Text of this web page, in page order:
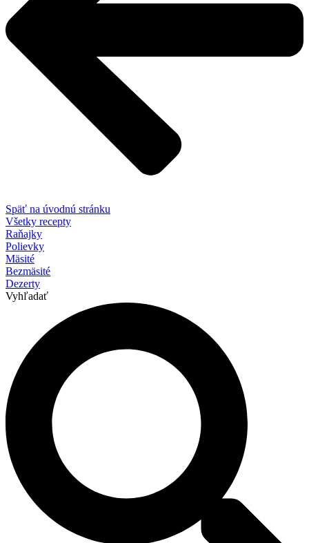
Späť na úvodnú stránku
Všetky recepty
Raňajky
Polievky
Mäsité
Bezmäsité
Dezerty
Vyhľadať